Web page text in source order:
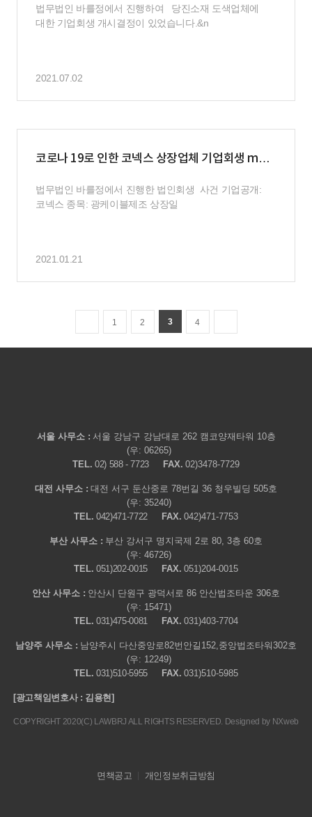
법무법인 바를정에서 진행하여 당진소재 도색업체에
대한 기업회생 개시결정이 있었습니다.&n
2021.07.02
코로나 19로 인한 코넥스 상장업체 기업회생 m&a
법무법인 바를정에서 진행한 법인회생 사건 기업공개:
코넥스 ​종목: 광케이블제조 상장일
2021.01.21
1 2 3 4
서울 사무소 : 서울 강남구 강남대로 262 캠코양재타워 10층
(우: 06265)
TEL. 02) 588 - 7723 FAX. 02)3478-7729
대전 사무소 : 대전 서구 둔산중로 78번길 36 청우빌딩 505호
(우: 35240)
TEL. 042)471-7722 FAX. 042)471-7753
부산 사무소 : 부산 강서구 명지국제 2로 80, 3층 60호
(우: 46726)
TEL. 051)202-0015 FAX. 051)204-0015
안산 사무소 : 안산시 단원구 광덕서로 86 안산법조타운 306호
(우: 15471)
TEL. 031)475-0081 FAX. 031)403-7704
남양주 사무소 : 남양주시 다산중앙로82번안길152,중앙법조타워302호
(우: 12249)
TEL. 031)510-5955 FAX. 031)510-5985
[광고책임변호사 : 김용현]
COPYRIGHT 2020(C) LAWBRJ ALL RIGHTS RESERVED. Designed by NXweb
면책공고 개인정보취급방침